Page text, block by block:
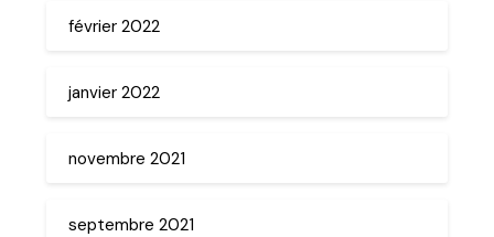
février 2022
janvier 2022
novembre 2021
septembre 2021